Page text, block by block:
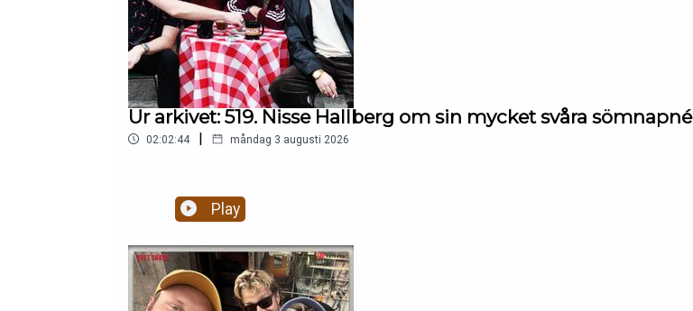
Ur arkivet: 519. Nisse Hallberg om sin mycket svåra sömnapné
02:02:44 | måndag 3 augusti 2026
Play